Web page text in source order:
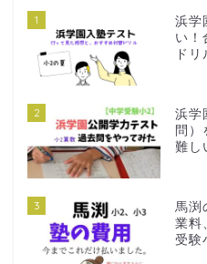
1
浜学
い！
ドリ
2
浜学
問
難し
3
馬渕
業料
受験